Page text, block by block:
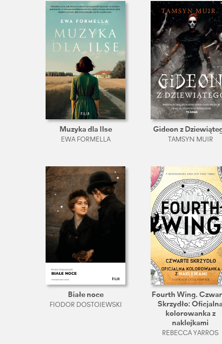
Muzyka dla Ilse
EWA FORMELLA
Gideon z
TAMSYN MUIR
Białe noce
FIODOR DOSTOJEWSKI
Fourth Wing.
Skrzydło:
kolorowanka z
naklejkami
REBECCA YARROS